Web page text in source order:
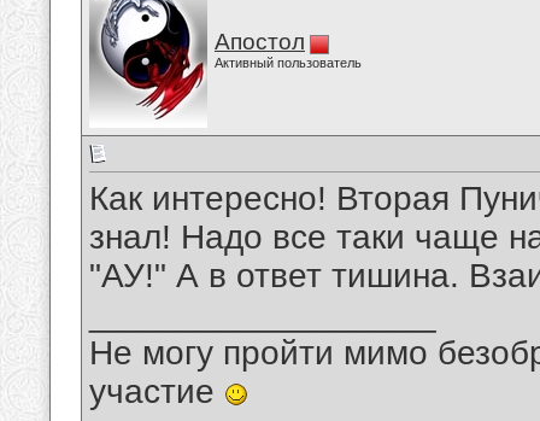
Апостол
Активный пользователь
Как интересно! Вторая
знал! Надо все таки чаще
"АУ!" А в ответ тишина.
Не могу пройти мимо
участие